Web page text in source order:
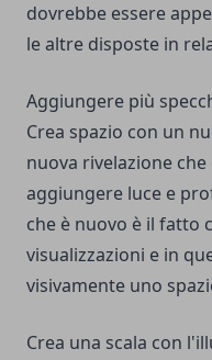
dovrebbe essere
le altre disposte in
Aggiungere più
Crea spazio con un
nuova rivelazione
aggiungere luce e
che è nuovo è il fatto
visualizzazioni e in
visivamente uno
Crea una scala con